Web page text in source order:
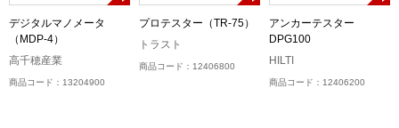
デジタルマノメータ
（MDP-4）
高千穂産業
商品コード：13204900
プロテスター（TR-75）
トラスト
商品コード：12406800
アンカーテスター
DPG100
HILTI
商品コード：12406200